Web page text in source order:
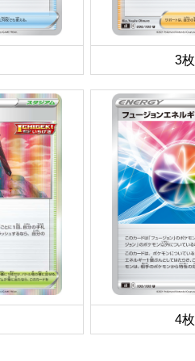
3枚
4枚